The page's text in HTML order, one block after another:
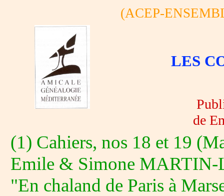
(ACEP-
LES
de
(1) Cahiers, nos 18 et 19
Emile & Simone
"En chaland de Paris à